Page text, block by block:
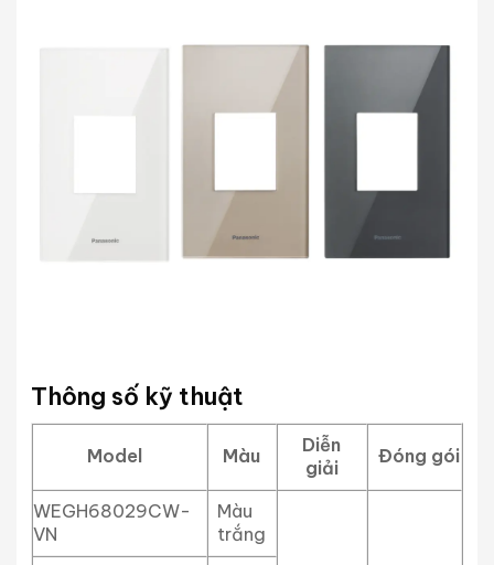
Thông số kỹ thuật
Model Màu
Diễn
giải
Đóng gói
WEGH68029CW-
VN
Màu
trắng